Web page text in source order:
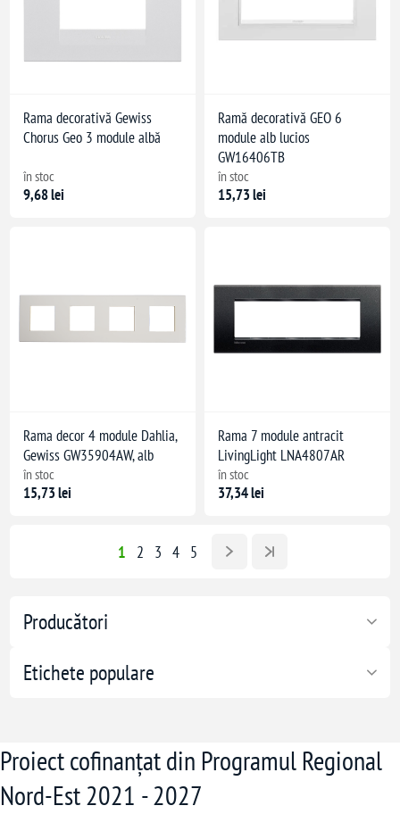
Producători
Etichete populare
Rama decorativă Gewiss
Chorus Geo 3 module albă
în stoc
9,68 lei
Ramă decorativă GEO 6
module alb lucios
GW16406TB
în stoc
15,73 lei
Rama decor 4 module Dahlia,
Gewiss GW35904AW, alb
în stoc
15,73 lei
Rama 7 module antracit
LivingLight LNA4807AR
în stoc
37,34 lei
1 2 3 4 5
Proiect cofinanțat din Programul Regional
Nord-Est 2021 - 2027